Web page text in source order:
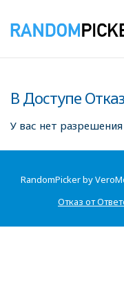
В Доступе
У вас нет
RandomPicker by
Отказ от